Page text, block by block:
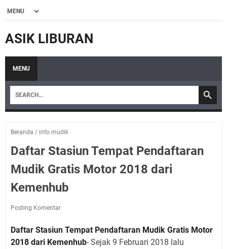
ASIK LIBURAN
MENU
Beranda / info mudik
Daftar Stasiun Tempat Pendaftaran
Mudik Gratis Motor 2018 dari
Kemenhub
Posting Komentar
Daftar Stasiun Tempat Pendaftaran Mudik Gratis Motor
2018 dari Kemenhub- Sejak 9 Februari 2018 lalu